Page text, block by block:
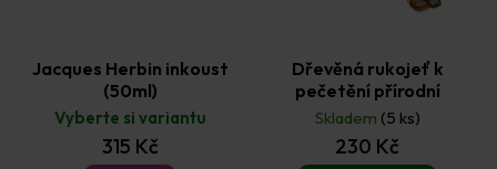
Jacques Herbin inkoust
(50ml)
Vyberte si variantu
315 Kč
Dřevěná rukojeť k
pečetění přírodní
Skladem (5 ks)
230 Kč